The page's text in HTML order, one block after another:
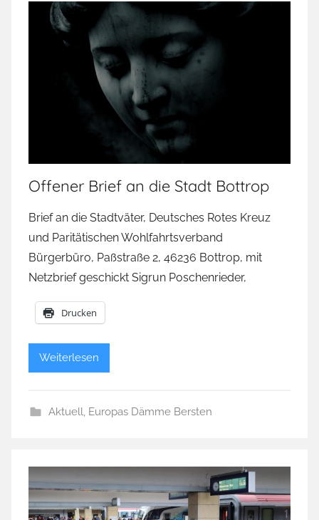
Offener Brief an die Stadt Bottrop
Brief an die Stadtväter, Deutsches Rotes Kreuz
und Paritätischen Wohlfahrtsverband
Bürgerbüro, Paßstraße 2, 46236 Bottrop, mit
Netzbrief geschickt Sigrun Poschenrieder,
Drucken
Weiterlesen
Aktuell Europas Dämme Bersten